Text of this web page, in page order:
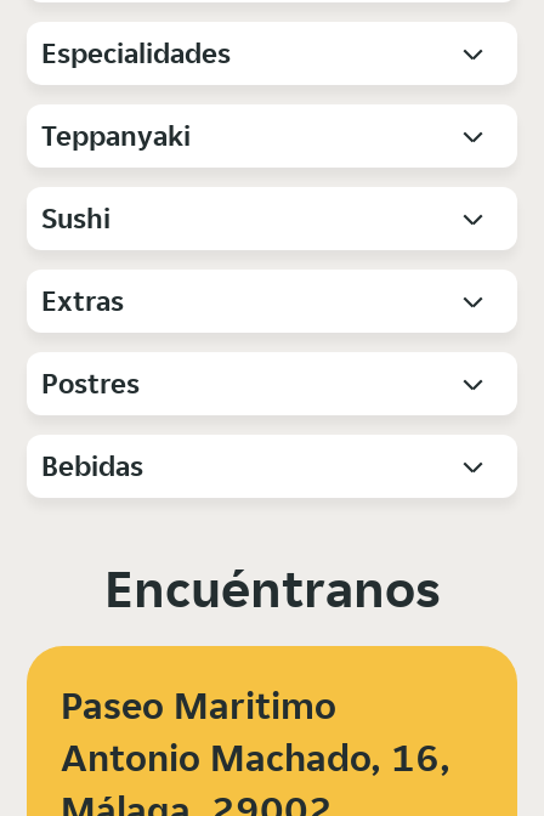
Especialidades
Teppanyaki
Sushi
Extras
Postres
Bebidas
Encuéntranos
Paseo Maritimo
Antonio Machado, 16,